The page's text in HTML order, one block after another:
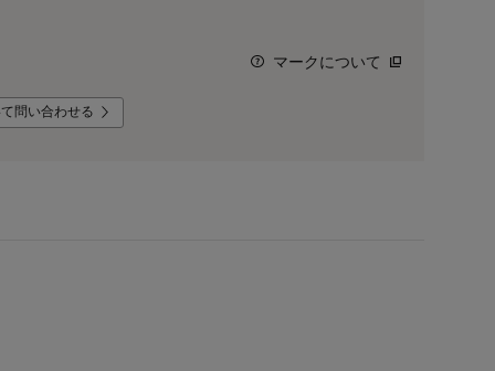
マークについて
問い合わせる